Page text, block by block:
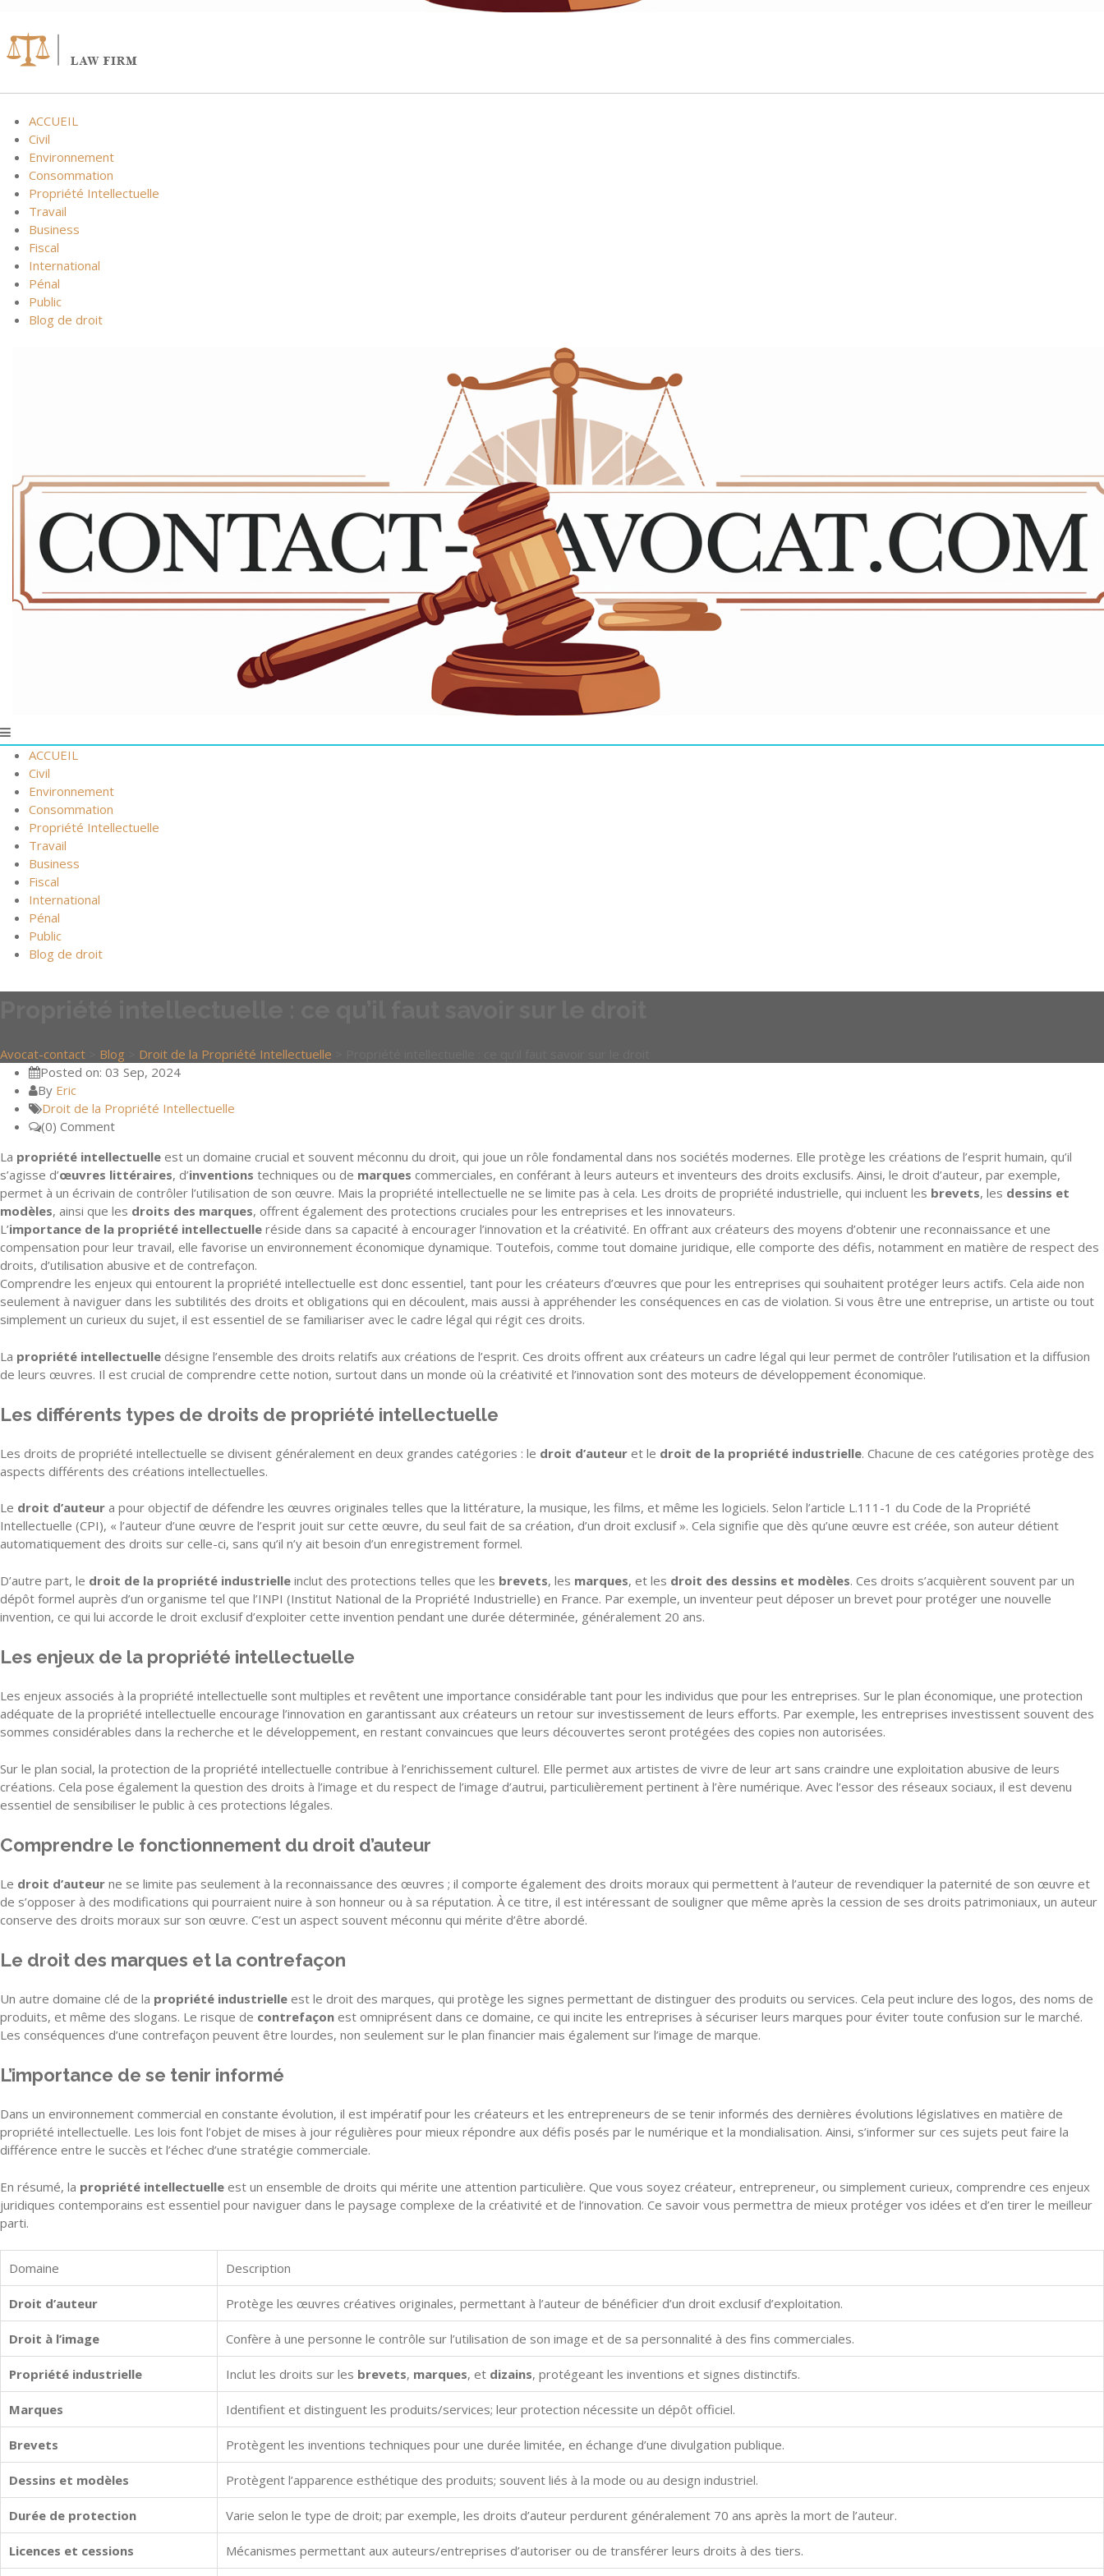
ACCUEIL
Civil
Environnement
Consommation
Propriété Intellectuelle
Travail
Business
Fiscal
International
Pénal
Public
Blog de droit
ACCUEIL
Civil
Environnement
Consommation
Propriété Intellectuelle
Travail
Business
Fiscal
International
Pénal
Public
Blog de droit
Avocat-contact Blog Droit de la Propriété Intellectuelle
Posted on: 03 Sep, 2024
By Eric
Droit de la Propriété Intellectuelle
(0) Comment
La propriété intellectuelle est un domaine crucial et souvent méconnu du droit, qui joue un rôle fondamental dans nos sociétés modernes. Elle protège les créations de l’esprit humain, qu’il
s’agisse d’œuvres littéraires, d’inventions techniques ou de marques commerciales, en conférant à leurs auteurs et inventeurs des droits exclusifs. Ainsi, le droit d’auteur, par exemple,
permet à un écrivain de contrôler l’utilisation de son œuvre. Mais la propriété intellectuelle ne se limite pas à cela. Les droits de propriété industrielle, qui incluent les brevets, les dessins et
modèles, ainsi que les droits des marques, offrent également des protections cruciales pour les entreprises et les innovateurs.
L’importance de la propriété intellectuelle réside dans sa capacité à encourager l’innovation et la créativité. En offrant aux créateurs des moyens d’obtenir une reconnaissance et une
compensation pour leur travail, elle favorise un environnement économique dynamique. Toutefois, comme tout domaine juridique, elle comporte des défis, notamment en matière de respect des
droits, d’utilisation abusive et de contrefaçon.
Comprendre les enjeux qui entourent la propriété intellectuelle est donc essentiel, tant pour les créateurs d’œuvres que pour les entreprises qui souhaitent protéger leurs actifs. Cela aide non
seulement à naviguer dans les subtilités des droits et obligations qui en découlent, mais aussi à appréhender les conséquences en cas de violation. Si vous être une entreprise, un artiste ou tout
simplement un curieux du sujet, il est essentiel de se familiariser avec le cadre légal qui régit ces droits.
La propriété intellectuelle désigne l’ensemble des droits relatifs aux créations de l’esprit. Ces droits offrent aux créateurs un cadre légal qui leur permet de contrôler l’utilisation et la diffusion
de leurs œuvres. Il est crucial de comprendre cette notion, surtout dans un monde où la créativité et l’innovation sont des moteurs de développement économique.
Les différents types de droits de propriété intellectuelle
Les droits de propriété intellectuelle se divisent généralement en deux grandes catégories : le droit d’auteur et le droit de la propriété industrielle. Chacune de ces catégories protège des
aspects différents des créations intellectuelles.
Le droit d’auteur a pour objectif de défendre les œuvres originales telles que la littérature, la musique, les films, et même les logiciels. Selon l’article L.111-1 du Code de la Propriété
Intellectuelle (CPI), « l’auteur d’une œuvre de l’esprit jouit sur cette œuvre, du seul fait de sa création, d’un droit exclusif ». Cela signifie que dès qu’une œuvre est créée, son auteur détient
automatiquement des droits sur celle-ci, sans qu’il n’y ait besoin d’un enregistrement formel.
D’autre part, le droit de la propriété industrielle inclut des protections telles que les brevets, les marques, et les droit des dessins et modèles. Ces droits s’acquièrent souvent par un
dépôt formel auprès d’un organisme tel que l’INPI (Institut National de la Propriété Industrielle) en France. Par exemple, un inventeur peut déposer un brevet pour protéger une nouvelle
invention, ce qui lui accorde le droit exclusif d’exploiter cette invention pendant une durée déterminée, généralement 20 ans.
Les enjeux de la propriété intellectuelle
Les enjeux associés à la propriété intellectuelle sont multiples et revêtent une importance considérable tant pour les individus que pour les entreprises. Sur le plan économique, une protection
adéquate de la propriété intellectuelle encourage l’innovation en garantissant aux créateurs un retour sur investissement de leurs efforts. Par exemple, les entreprises investissent souvent des
sommes considérables dans la recherche et le développement, en restant convaincues que leurs découvertes seront protégées des copies non autorisées.
Sur le plan social, la protection de la propriété intellectuelle contribue à l’enrichissement culturel. Elle permet aux artistes de vivre de leur art sans craindre une exploitation abusive de leurs
créations. Cela pose également la question des droits à l’image et du respect de l’image d’autrui, particulièrement pertinent à l’ère numérique. Avec l’essor des réseaux sociaux, il est devenu
essentiel de sensibiliser le public à ces protections légales.
Comprendre le fonctionnement du droit d’auteur
Le droit d’auteur ne se limite pas seulement à la reconnaissance des œuvres ; il comporte également des droits moraux qui permettent à l’auteur de revendiquer la paternité de son œuvre et
de s’opposer à des modifications qui pourraient nuire à son honneur ou à sa réputation. À ce titre, il est intéressant de souligner que même après la cession de ses droits patrimoniaux, un auteur
conserve des droits moraux sur son œuvre. C’est un aspect souvent méconnu qui mérite d’être abordé.
Le droit des marques et la contrefaçon
Un autre domaine clé de la propriété industrielle est le droit des marques, qui protège les signes permettant de distinguer des produits ou services. Cela peut inclure des logos, des noms de
produits, et même des slogans. Le risque de contrefaçon est omniprésent dans ce domaine, ce qui incite les entreprises à sécuriser leurs marques pour éviter toute confusion sur le marché.
Les conséquences d’une contrefaçon peuvent être lourdes, non seulement sur le plan financier mais également sur l’image de marque.
L’importance de se tenir informé
Dans un environnement commercial en constante évolution, il est impératif pour les créateurs et les entrepreneurs de se tenir informés des dernières évolutions législatives en matière de
propriété intellectuelle. Les lois font l’objet de mises à jour régulières pour mieux répondre aux défis posés par le numérique et la mondialisation. Ainsi, s’informer sur ces sujets peut faire la
différence entre le succès et l’échec d’une stratégie commerciale.
En résumé, la propriété intellectuelle est un ensemble de droits qui mérite une attention particulière. Que vous soyez créateur, entrepreneur, ou simplement curieux, comprendre ces enjeux
juridiques contemporains est essentiel pour naviguer dans le paysage complexe de la créativité et de l’innovation. Ce savoir vous permettra de mieux protéger vos idées et d’en tirer le meilleur
parti.
Domaine Description
Droit d’auteur Protège les œuvres créatives originales, permettant à l’auteur de bénéficier d’un droit exclusif d’exploitation.
Droit à l’image Confère à une personne le contrôle sur l’utilisation de son image et de sa personnalité à des fins commerciales.
Propriété industrielle Inclut les droits sur les brevets, marques, et dizains, protégeant les inventions et signes distinctifs.
Marques Identifient et distinguent les produits/services; leur protection nécessite un dépôt officiel.
Brevets Protègent les inventions techniques pour une durée limitée, en échange d’une divulgation publique.
Dessins et modèles Protègent l’apparence esthétique des produits; souvent liés à la mode ou au design industriel.
Durée de protection Varie selon le type de droit; par exemple, les droits d’auteur perdurent généralement 70 ans après la mort de l’auteur.
Licences et cessions Mécanismes permettant aux auteurs/entreprises d’autoriser ou de transférer leurs droits à des tiers.